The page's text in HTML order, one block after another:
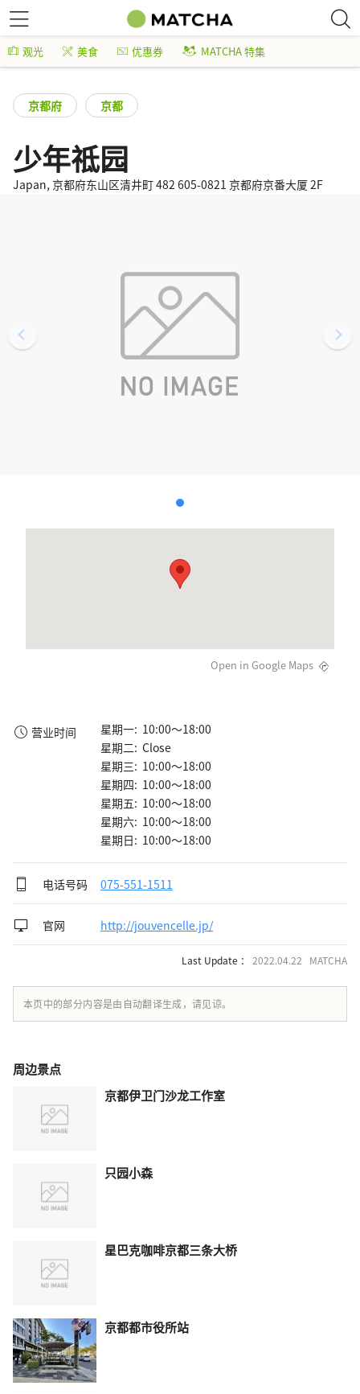
观光 美食 优惠券 MATCHA 特集
京都府 京都
少年祗园
Japan, 京都府东山区清井町 482 605-0821 京都府京番大厦 2F
Open in Google Maps
营业时间
星期一: 10:00～18:00
星期二: Close
星期三: 10:00～18:00
星期四: 10:00～18:00
星期五: 10:00～18:00
星期六: 10:00～18:00
星期日: 10:00～18:00
电话号码 075-551-1511
官网 http://jouvencelle.jp/
Last Update ： 2022.04.22 MATCHA
本页中的部分内容是由自动翻译生成，请见谅。
周边景点
京都伊卫门沙龙工作室
只园小森
星巴克咖啡京都三条大桥
京都都市役所站